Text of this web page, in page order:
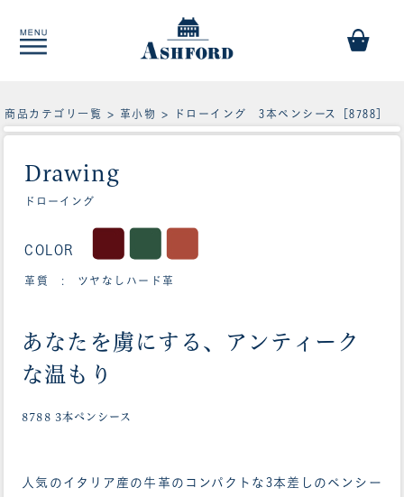
商品カテゴリ一覧 > 革小物 > ドローイング 3本ペンシース［8788］
Drawing
ドローイング
COLOR
革質 : ツヤなしハード革
あなたを虜にする、アンティーク
な温もり
8788 3本ペンシース
人気のイタリア産の牛革のコンパクトな3本差しのペンシー